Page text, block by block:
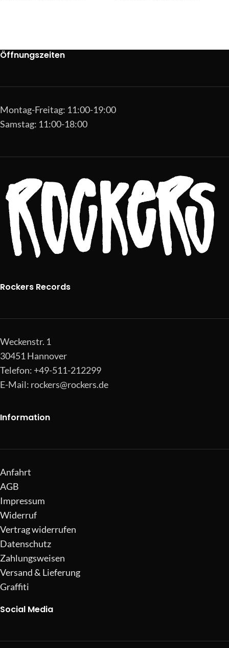
Öffnungszeiten
Montag-Freitag: 11:00-19:00
Samstag: 11:00-18:00
Rockers Records
Weckenstr. 1
30451 Hannover
Telefon: +49-511-212299
E-Mail: rockers@rockers.de
Information
Anfahrt
AGB
Impressum
Widerruf
Vertrag widerrufen
Datenschutz
Zahlungsweisen
Versand & Lieferung
Graffiti
Social Media